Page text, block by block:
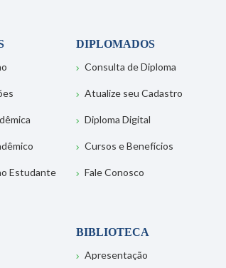
Estudante
DIPLOMADOS
Consulta de Diploma
Atualize seu Cadastro
Diploma Digital
Cursos e Benefícios
Fale Conosco
BIBLIOTECA
Apresentação